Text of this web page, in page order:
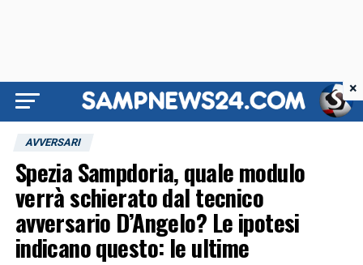
AVVERSARI
Spezia Sampdoria, quale modulo
verrà schierato dal tecnico
avversario D’Angelo? Le ipotesi
indicano questo: le ultime
×